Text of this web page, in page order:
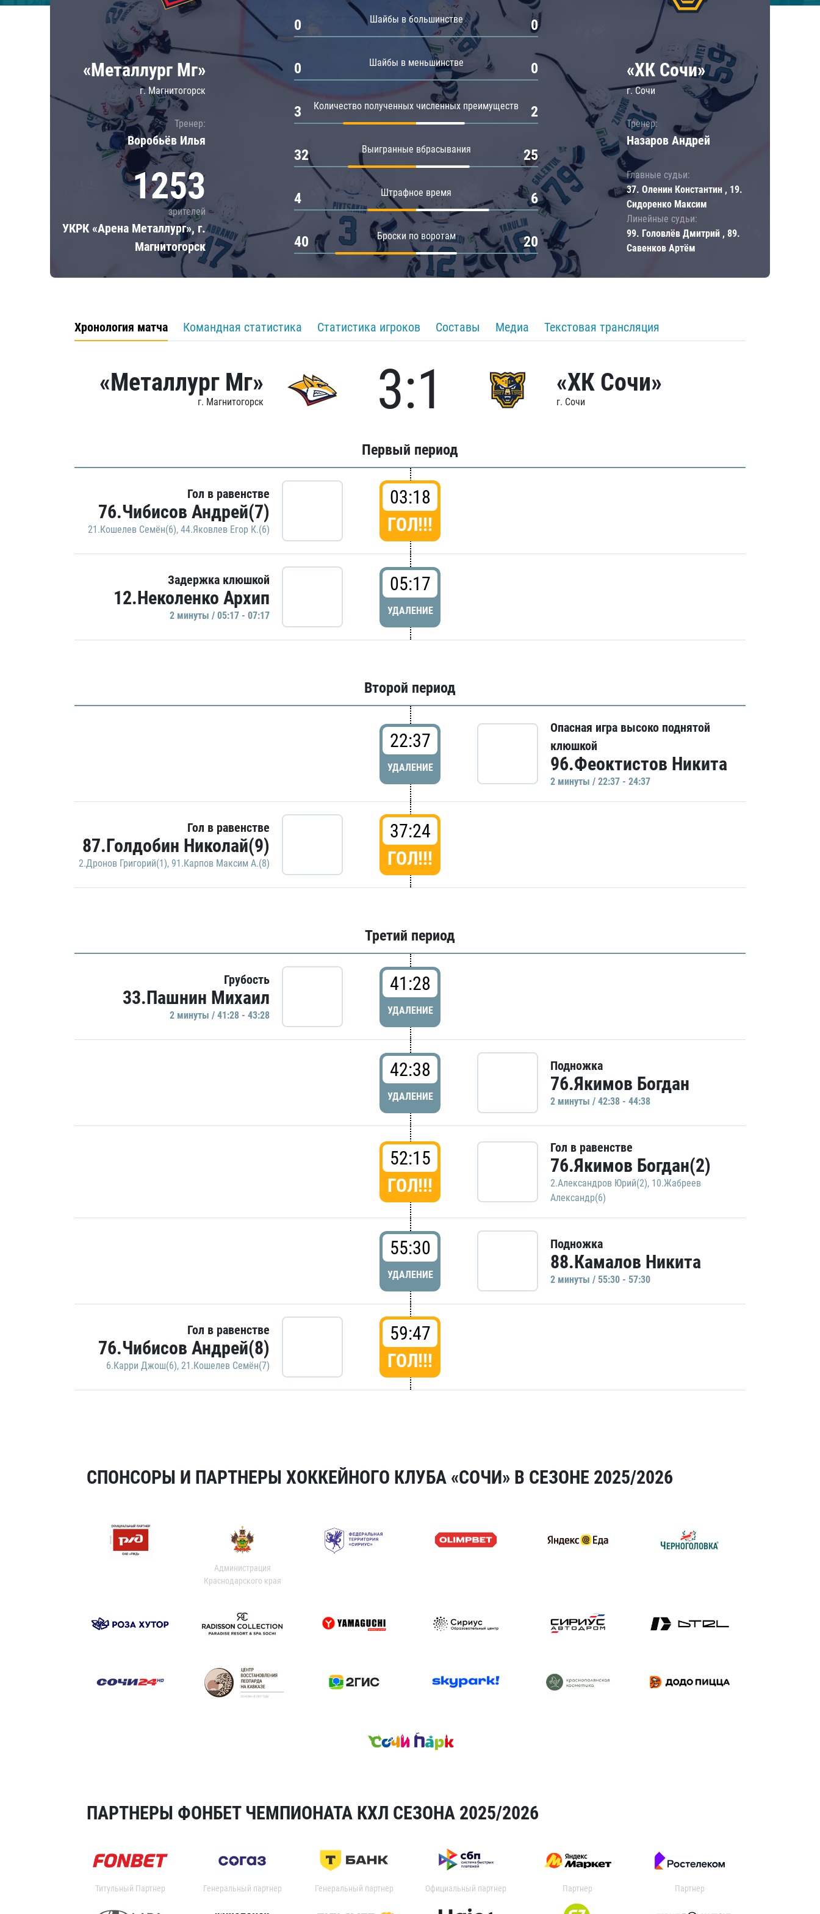
Локомотив
ЦСКА
Шанхайские Драконы
«Металлург Мг»
г. Магнитогорск
Тренер:
Воробьёв Илья
1253
зрителей
УКРК «Арена Металлург», г.
Магнитогорск
Шайбы в большинстве
0 0
Шайбы в меньшинстве
0 0
Количество полученных численных преимуществ
3 2
Выигранные вбрасывания
32 25
Штрафное время
4 6
Броски по воротам
40 20
«ХК Сочи»
г. Сочи
Тренер:
Назаров Андрей
Главные судьи:
37. Оленин Константин , 19.
Сидоренко Максим
Линейные судьи:
99. Головлёв Дмитрий , 89.
Савенков Артём
Хронология матча Командная статистика Статистика игроков Составы Медиа Текстовая трансляция
«Металлург Мг»
г. Магнитогорск 3:1 «ХК Сочи»
г. Сочи
Первый период
Гол в равенстве
76.Чибисов Андрей(7)
21.Кошелев Семён(6), 44.Яковлев Егор К.(6)
03:18
ГОЛ!!!
Задержка клюшкой
12.Неколенко Архип
2 минуты / 05:17 - 07:17
05:17
УДАЛЕНИЕ
Второй период
22:37
УДАЛЕНИЕ
Опасная игра высоко поднятой
клюшкой
96.Феоктистов Никита
2 минуты / 22:37 - 24:37
Гол в равенстве
87.Голдобин Николай(9)
2.Дронов Григорий(1), 91.Карпов Максим А.(8)
37:24
ГОЛ!!!
Третий период
Грубость
33.Пашнин Михаил
2 минуты / 41:28 - 43:28
41:28
УДАЛЕНИЕ
42:38
УДАЛЕНИЕ
Подножка
76.Якимов Богдан
2 минуты / 42:38 - 44:38
52:15
ГОЛ!!!
Гол в равенстве
76.Якимов Богдан(2)
2.Александров Юрий(2), 10.Жабреев
Александр(6)
55:30
УДАЛЕНИЕ
Подножка
88.Камалов Никита
2 минуты / 55:30 - 57:30
Гол в равенстве
76.Чибисов Андрей(8)
6.Карри Джош(6), 21.Кошелев Семён(7)
59:47
ГОЛ!!!
СПОНСОРЫ И ПАРТНЕРЫ ХОККЕЙНОГО КЛУБА «СОЧИ» В СЕЗОНЕ 2025/2026
Администрация
Краснодарского края
ПАРТНЕРЫ ФОНБЕТ ЧЕМПИОНАТА КХЛ СЕЗОНА 2025/2026
Титульный Партнер Генеральный партнер Генеральный партнер Официальный партнер Партнер Партнер